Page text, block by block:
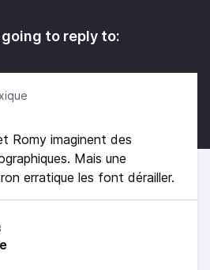
going to reply to:
Romy imaginent des
Mais une
erratique les font dérailler.